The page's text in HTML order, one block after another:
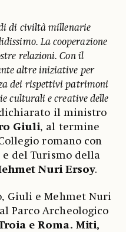
di civiltà millenarie
La cooperazione
relazioni. Con il
altre iniziative per
dei rispettivi patrimoni
culturali e creative delle
dichiarato il ministro
Giuli, al termine
romano con
del Turismo della
Nuri Ersoy.
Giuli e Mehmet Nuri
Parco Archeologico
e Roma. Miti,